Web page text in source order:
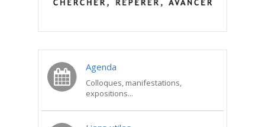
Agenda
Colloques, manifestations,
expositions...